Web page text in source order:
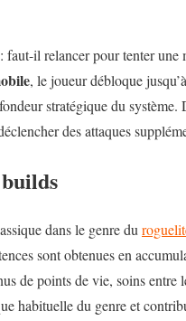
faut-il relancer pour tenter une
, le joueur débloque
stratégique du système.
des attaques
dans le genre du
sont obtenues en
de points de vie, soins entre
habituelle du genre et